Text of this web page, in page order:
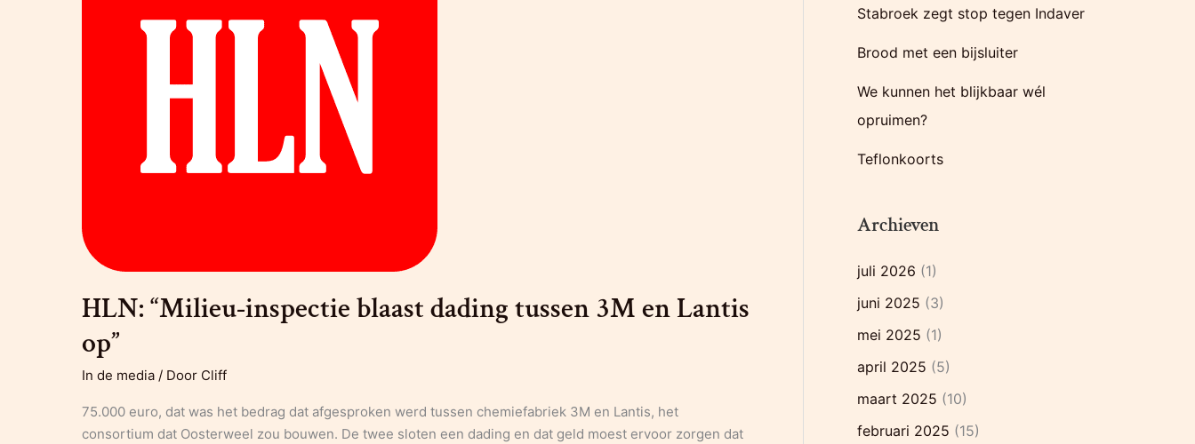
HLN: “Milieu-inspectie blaast dading tussen 3M en Lantis
op”
In de media / Door Cliff
75.000 euro, dat was het bedrag dat afgesproken werd tussen chemiefabriek 3M en Lantis, het
consortium dat Oosterweel zou bouwen. De twee sloten een dading en dat geld moest ervoor zorgen dat
r
:
Stabroek zegt stop tegen Indaver
Brood met een bijsluiter
We kunnen het blijkbaar wél
opruimen?
Teflonkoorts
Archieven
juli 2026 (1)
juni 2025 (3)
mei 2025 (1)
april 2025 (5)
maart 2025 (10)
februari 2025 (15)